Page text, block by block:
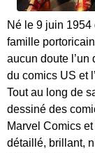
Né le 9 juin 1954
famille
aucun doute l’un
du comics US et
Tout au long de
dessiné des
Marvel Comics
détaillé, brillant,